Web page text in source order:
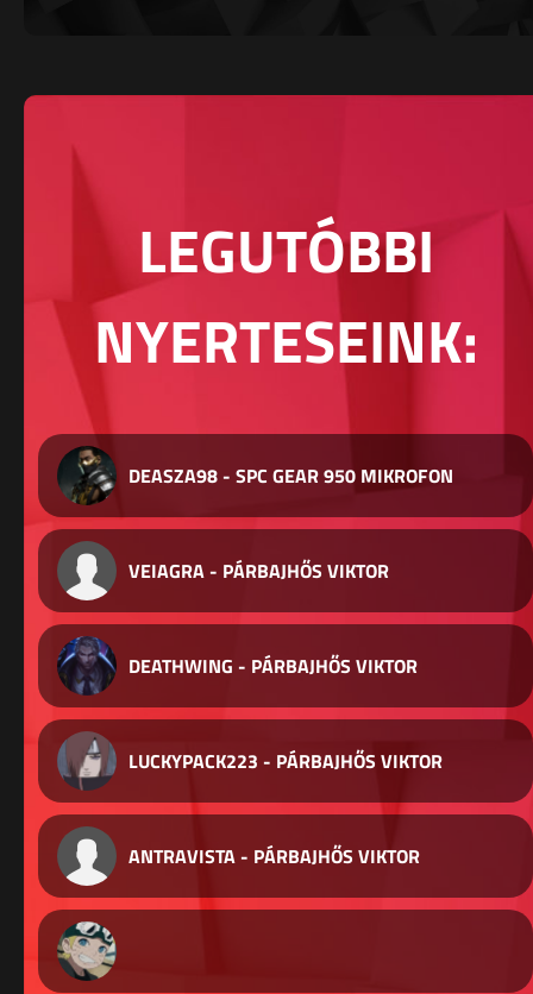
LEGUTÓBBI
NYERTESEINK:
DEASZA98 - SPC GEAR 950 MIKROFON
VEIAGRA - PÁRBAJHŐS VIKTOR
DEATHWING - PÁRBAJHŐS VIKTOR
LUCKYPACK223 - PÁRBAJHŐS VIKTOR
ANTRAVISTA - PÁRBAJHŐS VIKTOR